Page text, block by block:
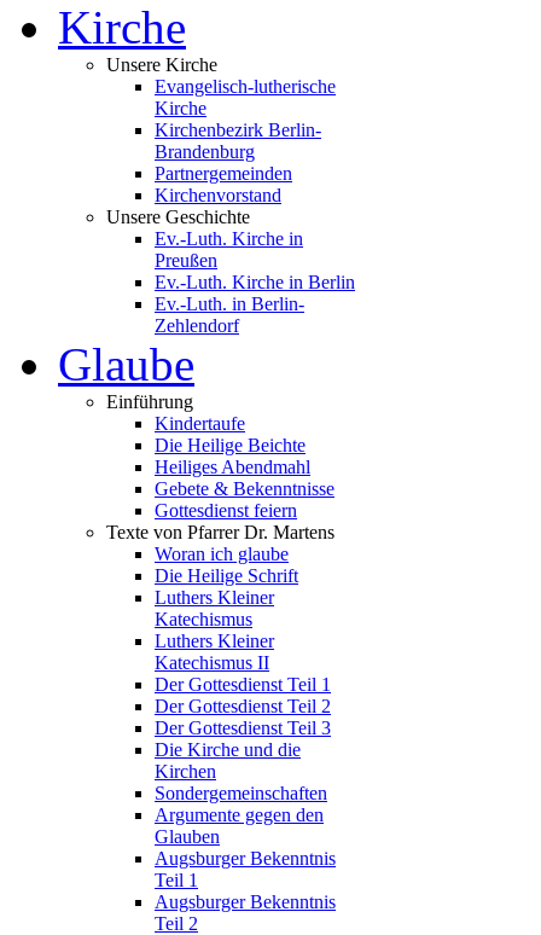
Kirche
Unsere Kirche
Evangelisch-lutherische
Kirche
Kirchenbezirk Berlin-
Brandenburg
Partnergemeinden
Kirchenvorstand
Unsere Geschichte
Ev.-Luth. Kirche in
Preußen
Ev.-Luth. Kirche in Berlin
Ev.-Luth. in Berlin-
Zehlendorf
Glaube
Einführung
Kindertaufe
Die Heilige Beichte
Heiliges Abendmahl
Gebete & Bekenntnisse
Gottesdienst feiern
Texte von Pfarrer Dr. Martens
Woran ich glaube
Die Heilige Schrift
Luthers Kleiner
Katechismus
Luthers Kleiner
Katechismus II
Der Gottesdienst Teil 1
Der Gottesdienst Teil 2
Der Gottesdienst Teil 3
Die Kirche und die
Kirchen
Sondergemeinschaften
Argumente gegen den
Glauben
Augsburger Bekenntnis
Teil 1
Augsburger Bekenntnis
Teil 2